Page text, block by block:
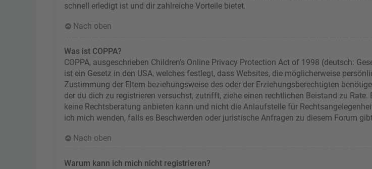
schnell erledigt ist und dir zahlreiche Vorteile bietet.
Nach oben
Was ist COPPA?
COPPA, ausgeschrieben Children’s Online Privacy Protection Act of 1998 (deutsch:
ist ein Gesetz in den USA, welches festlegt, dass Websites, die möglicherweise
Zustimmung der Eltern beziehungsweise des oder der Erziehungsberechtigten
der du dich zu registrieren versuchst, zutrifft, ziehe einen rechtlichen Beistand zu
keine Rechtsberatung anbieten kann und nicht die Anlaufstelle für
ich mich wenden, falls es Beschwerden oder juristische Anfragen zu diesem Forum
Nach oben
Warum kann ich mich nicht registrieren?